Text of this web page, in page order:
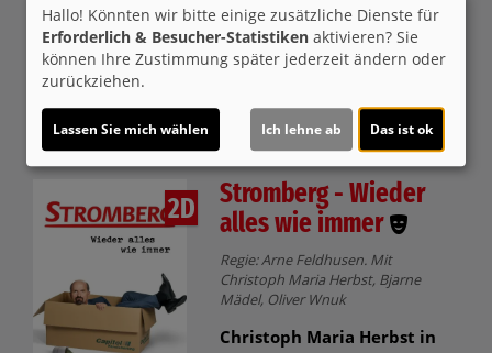
21:15
2D
Für Tickets auf die Uhrzeit klicken.
2D
Stromberg - Wieder
alles wie immer
Regie: Arne Feldhusen. Mit
Christoph Maria Herbst, Bjarne
Mädel, Oliver Wnuk
Christoph Maria Herbst in
Hallo! Könnten wir bitte einige zusätzliche Dienste für
Erforderlich & Besucher-Statistiken aktivieren? Sie
können Ihre Zustimmung später jederzeit ändern oder
zurückziehen.
Lassen Sie mich wählen Ich lehne ab Das ist ok